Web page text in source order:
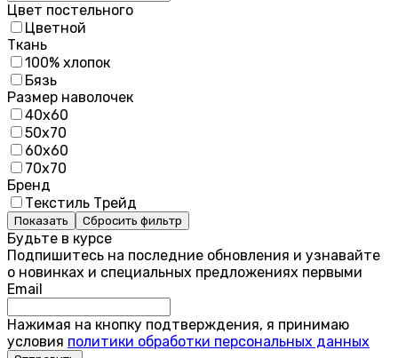
Цвет постельного
Цветной
Ткань
100% хлопок
Бязь
Размер наволочек
40х60
50х70
60х60
70х70
Бренд
Текстиль Трейд
Показать Сбросить фильтр
Будьте в курсе
Подпишитесь на последние обновления и узнавайте
о новинках и специальных предложениях первыми
Email
Нажимая на кнопку подтверждения, я принимаю
условия политики обработки персональных данных